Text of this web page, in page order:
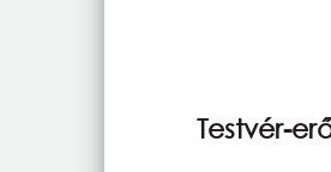
Testvér-